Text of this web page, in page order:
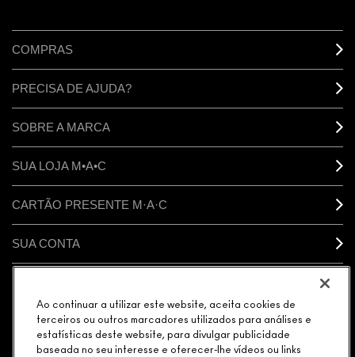
COMPRAS
PRECISA DE AJUDA?
SOBRE A MARCA
SUA LOJA M•A•C
CARTÃO PRESENTE M·A·C
SUA CONTA
Ao continuar a utilizar este website, aceita cookies de
terceiros ou outros marcadores utilizados para análises e
estatísticas deste website, para divulgar publicidade
baseada no seu interesse e oferecer-lhe vídeos ou links